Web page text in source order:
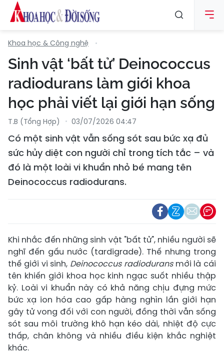
Khoa học & Công nghệ
Sinh vật ‘bất tử’ Deinococcus
radiodurans làm giới khoa
học phải viết lại giới hạn sống
T.B (tổng Hợp) 03/07/2026 04:47
Có một sinh vật vẫn sống sót sau bức xạ đủ
sức hủy diệt con người chỉ trong tích tắc – và
đó là một loài vi khuẩn nhỏ bé mang tên
Deinococcus radiodurans.
Khi nhắc đến những sinh vật "bất tử", nhiều người sẽ
nghĩ đến gấu nước (tardigrade). Thế nhưng trong
thế giới vi sinh, Deinococcus radioduransmới là cái
tên khiến giới khoa học kinh ngạc suốt nhiều thập
kỷ. Loài vi khuẩn này có khả năng chịu đựng mức
bức xạ ion hóa cao gấp hàng nghìn lần giới hạn
gây tử vong đối với con người, đồng thời vẫn sống
sót sau môi trường khô hạn kéo dài, nhiệt độ cực
thấp, chân không và nhiều điều kiện khắc nghiệt
khác.